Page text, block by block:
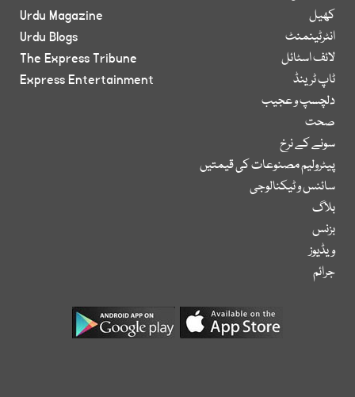
کھیل
انٹرٹینمنٹ
لائف اسٹائل
ٹاپ ٹرینڈ
دلچسپ و عجیب
صحت
سونے کے نرخ
پیٹرولیم مصنوعات کی قیمتیں
سائنس و ٹیکنالوجی
بلاگ
بزنس
ویڈیوز
جرائم
Urdu Magazine
Urdu Blogs
The Express Tribune
Express Entertainment